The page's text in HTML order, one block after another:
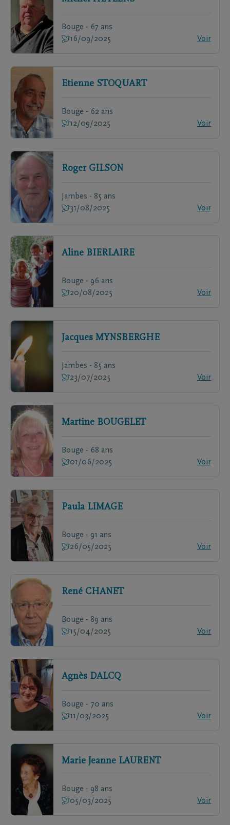
Bouge - 67 ans
16/09/2025
Voir
Etienne STOQUART
Bouge - 62 ans
12/09/2025
Voir
Roger GILSON
Jambes - 85 ans
31/08/2025
Voir
Aline BIERLAIRE
Bouge - 96 ans
20/08/2025
Voir
Jacques MYNSBERGHE
Jambes - 85 ans
23/07/2025
Voir
Martine BOUGELET
Bouge - 68 ans
01/06/2025
Voir
Paula LIMAGE
Bouge - 91 ans
26/05/2025
Voir
René CHANET
Bouge - 89 ans
15/04/2025
Voir
Agnès DALCQ
Bouge - 70 ans
11/03/2025
Voir
Marie Jeanne LAURENT
Bouge - 98 ans
05/03/2025
Voir